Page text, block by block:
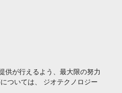
供が行えるよう、最大限の努力
ついては、 ジオテクノロジー